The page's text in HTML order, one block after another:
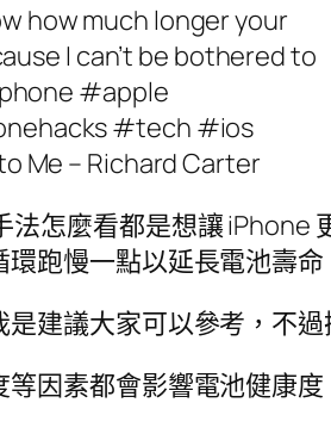
how much longer your
I can’t be bothered to
#apple
#tech #ios
Me – Richard Carter
法怎麼看都是想讓
跑慢一點以延長電池壽命
建議大家可以參考，不
因素都會影響電池健康